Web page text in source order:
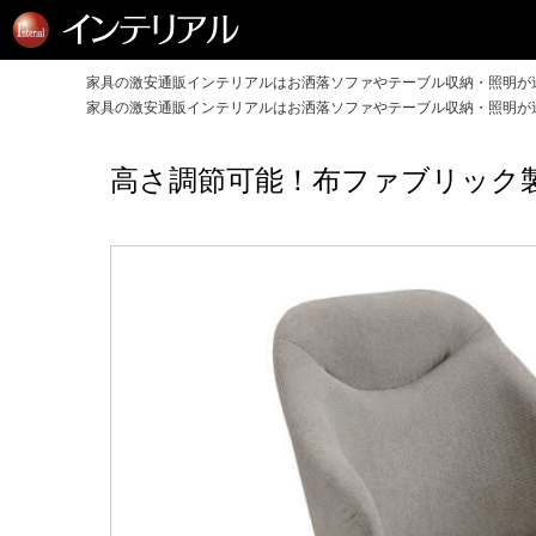
家具の激安通販インテリアルはお洒落ソファやテーブル収納・照明が
家具の激安通販インテリアルはお洒落ソファやテーブル収納・照明が
高さ調節可能！布ファブリッ